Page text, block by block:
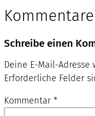
Kommentare
Schreibe einen
Deine E-Mail-
Erforderliche Felder
Kommentar *